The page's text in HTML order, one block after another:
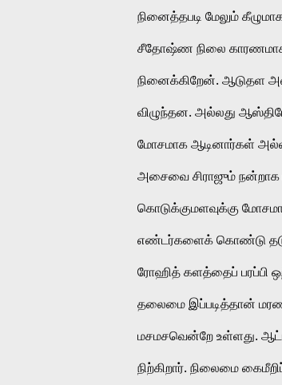
நினைத்தபடி மேலும்
சீதோஷ்ண நிலை காரணமாக
நினைக்கிறேன். ஆடுதள
விழுந்தன. அல்லது
மோசமாக ஆடினார்கள்
அசைவை சிராஜும் நன்றாக
கொடுக்குமளவுக்கு
எண்டர்களைக் கொண்டு
ரோஹித் களத்தைப் பரப்பி
தலைமை இப்படித்தான்
மசமசவென்றே உள்ளது.
நிற்கிறார். நிலைமை